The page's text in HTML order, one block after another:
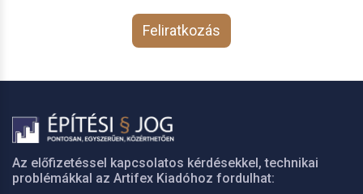
Feliratkozás
Az előfizetéssel kapcsolatos kérdésekkel, technikai
problémákkal az Artifex Kiadóhoz fordulhat: